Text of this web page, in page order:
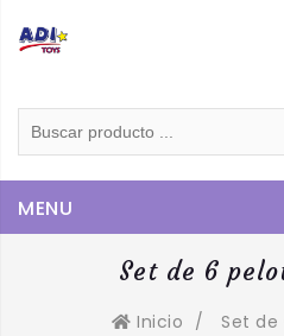
MENU
Set de 6
Inicio / Set de